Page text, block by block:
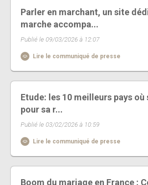
Parler en marchant, un site
marche accompa...
Publié le 09/03/2026 à 12:07
Lire le communiqué de presse
Etude: les 10 meilleurs pays où
pour sa r...
Publié le 03/02/2026 à 10:59
Lire le communiqué de presse
Boom du mariage en France :